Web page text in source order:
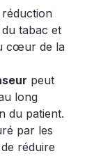
réduction
du tabac et
cœur de la
peut
long
du patient.
par les
réduire